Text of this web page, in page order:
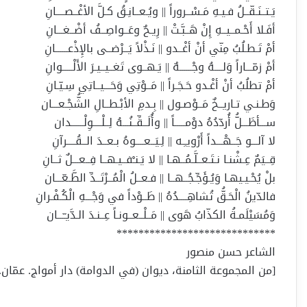
يَـتــنَـقّــلُ فـيـهِ مَـسْــروراً || ويُـعــانِـقُ كـلَّ الأغْــصــــانِ
أفَـلا أَحْـمــيــهِ إِنْ هَــبَّـتْ || رِيـحٌ وعَــواصِــفُ أضْــغـــانِ
أمْ تَـطـلُبُ مِنّي أنْ أغْــدو || نَـذْلاً يَــرْضــى بالإِذْعــــــانِ
أمْ زمّـــاراً وَلــــهُ وجْــــــهٌ || يَـهــوى تَغــيــيـرَ الأَلْـــــوانِ
أمْ تطلُبُ أنْ أغْـدو حَـجَـراً || مَــوْتِي وَحَـــيــاتِي سِـيّـانِ
وَطـنـي تـاريــخٌ مَــوْصـول || بِـدمِ الأبْـطــالِ الشُّجْـعـــان
ســـأظَـــلُّ أُردّدُهُ دوْمـــــاً || وأُلَــقِّــنُـــهُ لِــلْــــوِلْــــــدان
لا آلـــو جَــهْـــداً أَرْويـِـه || لِـيَــعــــوهُ بـعــدَ الــقُــــرآنِ
قِــيَمٌ عِـشْنـا نـتَـعــلَّـمُــهـا || لا يَـنـْفــيـهــا فِــعـــلٌ ثــانِ
بلْ يُحْـيـيهـا وَيُـؤَجِّـجُــهــا || فـعــلُ الْمُــرْتَــدِّ الطَّـعّـــان
فالدّينُ الْحَـقُّ تُشاهِــــدُهُ || طَــوْداً في وَجْـــهِ الْكُـفْـرانِ
وَمُسَيْلَمـةُ الكذّابُ هَوى || مَــلْــعــونـاً عِــنـدَ الـدَّيـّـــان
*****************************
الشاعر حسن منصور
[من المجموعة الثامنة، ديوان (في الدوامة) دار أمواج. عمّان. 2014م. ط1